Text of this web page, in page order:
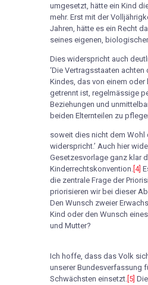
umgesetzt, hätte ein Kind
mehr. Erst mit der
Jahren, hätte es ein Recht
seines eigenen,
Dies widerspricht auch
‘Die Vertragsstaaten achten
Kindes, das von einem oder
getrennt ist, regelmässige
Beziehungen und
beiden Elternteilen zu
soweit dies nicht dem Wohl
widerspricht.’ Auch hier
Gesetzesvorlage ganz klar
Kinderrechtskonvention. [4]
die zentrale Frage der
priorisieren wir bei dieser
Den Wunsch zweier
Kind oder den Wunsch
und Mutter?
Ich hoffe, dass das Volk
unserer Bundesverfassung
Schwächsten einsetzt. [5]